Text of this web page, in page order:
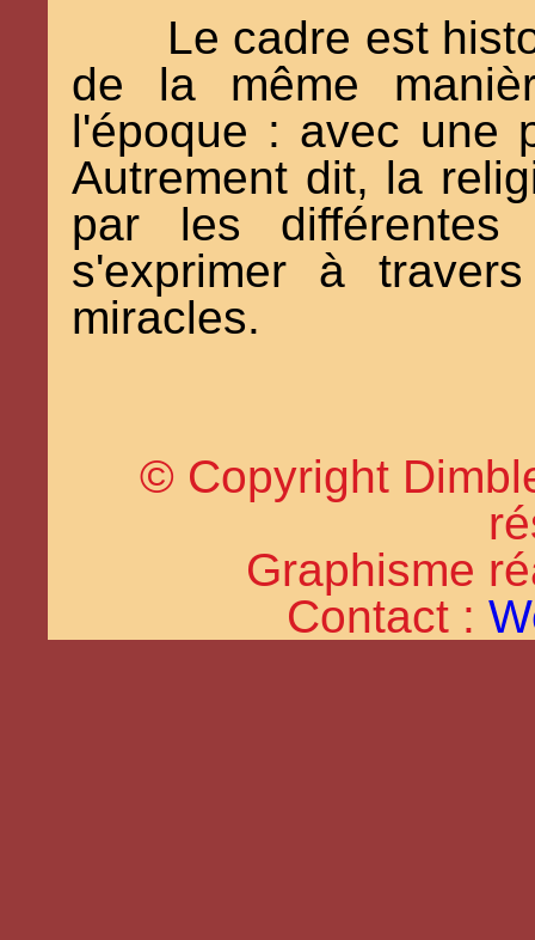
Le cadre est
de la même
l'époque : avec une
Autrement dit, la
par les
s'exprimer à
miracles.
© Copyright
Graphisme
Contact :